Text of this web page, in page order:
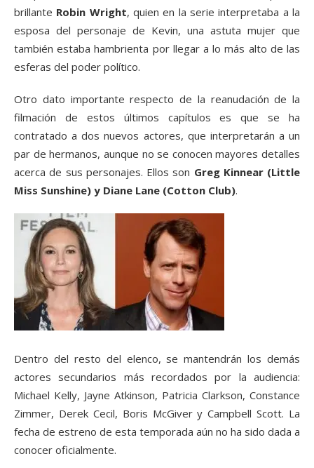
brillante Robin Wright, quien en la serie interpretaba a la
esposa del personaje de Kevin, una astuta mujer que
también estaba hambrienta por llegar a lo más alto de las
esferas del poder político.
Otro dato importante respecto de la reanudación de la
filmación de estos últimos capítulos es que se ha
contratado a dos nuevos actores, que interpretarán a un
par de hermanos, aunque no se conocen mayores detalles
acerca de sus personajes. Ellos son Greg Kinnear (Little
Miss Sunshine) y Diane Lane (Cotton Club).
Dentro del resto del elenco, se mantendrán los demás
actores secundarios más recordados por la audiencia:
Michael Kelly, Jayne Atkinson, Patricia Clarkson, Constance
Zimmer, Derek Cecil, Boris McGiver y Campbell Scott. La
fecha de estreno de esta temporada aún no ha sido dada a
conocer oficialmente.